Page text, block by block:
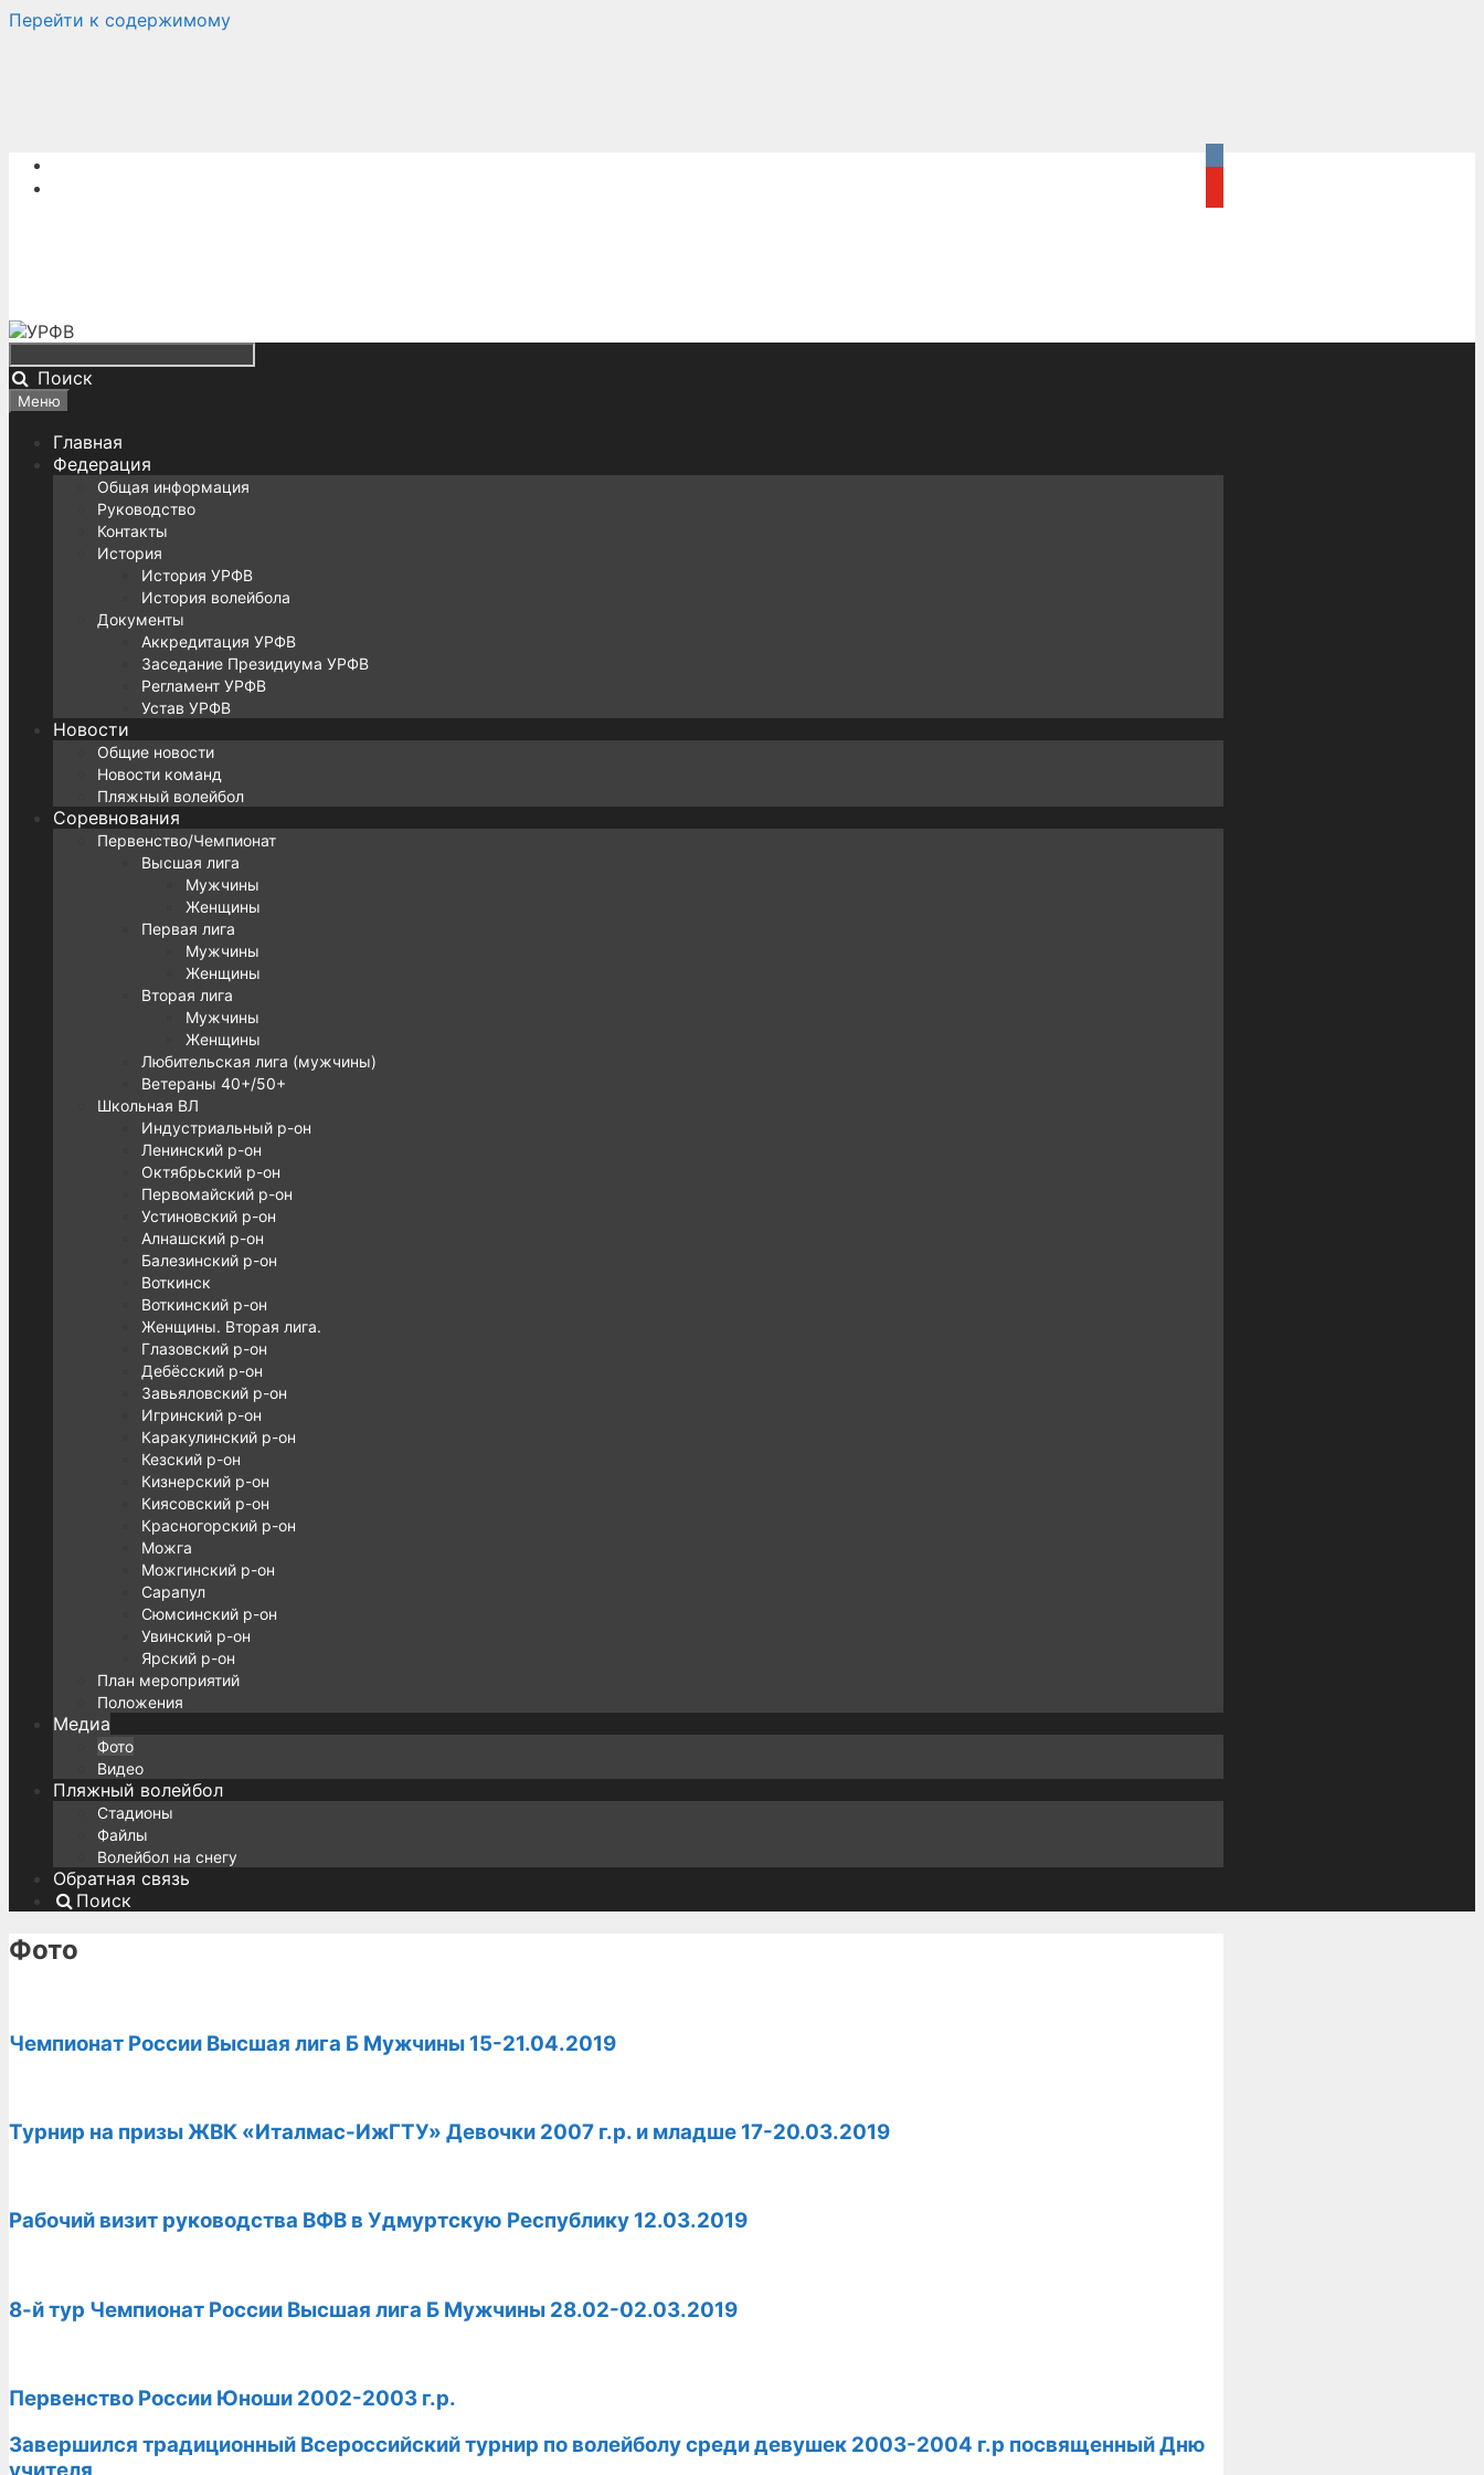
Перейти к содержимому
Поиск
Меню
Главная
Федерация
Общая информация
Руководство
Контакты
История
История УРФВ
История волейбола
Документы
Аккредитация УРФВ
Заседание Президиума УРФВ
Регламент УРФВ
Устав УРФВ
Новости
Общие новости
Новости команд
Пляжный волейбол
Соревнования
Первенство/Чемпионат
Высшая лига
Мужчины
Женщины
Первая лига
Мужчины
Женщины
Вторая лига
Мужчины
Женщины
Любительская лига (мужчины)
Ветераны 40+/50+
Школьная ВЛ
Индустриальный р-он
Ленинский р-он
Октябрьский р-он
Первомайский р-он
Устиновский р-он
Алнашский р-он
Балезинский р-он
Воткинск
Воткинский р-он
Женщины. Вторая лига.
Глазовский р-он
Дебёсский р-он
Завьяловский р-он
Игринский р-он
Каракулинский р-он
Кезский р-он
Кизнерский р-он
Киясовский р-он
Красногорский р-он
Можга
Можгинский р-он
Сарапул
Сюмсинский р-он
Увинский р-он
Ярский р-он
План мероприятий
Положения
Медиа
Фото
Видео
Пляжный волейбол
Стадионы
Файлы
Волейбол на снегу
Обратная связь
Поиск
Фото
Чемпионат России Высшая лига Б Мужчины 15-21.04.2019
Турнир на призы ЖВК «Италмас-ИжГТУ» Девочки 2007 г.р. и младше 17-20.03.2019
Рабочий визит руководства ВФВ в Удмуртскую Республику 12.03.2019
8-й тур Чемпионат России Высшая лига Б Мужчины 28.02-02.03.2019
Первенство России Юноши 2002-2003 г.р.
Завершился традиционный Всероссийский турнир по волейболу среди девушек 2003-2004 г.р посвященный Дню